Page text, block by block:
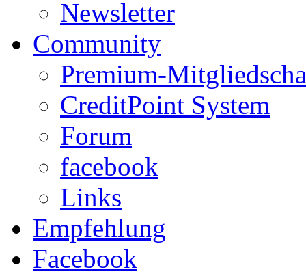
Newsletter
Community
Premium-
CreditPoint System
Forum
facebook
Links
Empfehlung
Facebook